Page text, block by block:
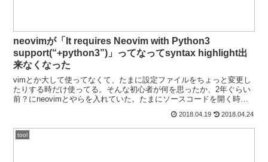
neovimが「It requires Neovim with Python3
support(“+python3”)」ってなってsyntax highlight出
来なくなった
vimとか大して使ってなくて、たまに設定ファイルをちょっと変更し
たりする時だけ使ってる。そんな初心者が何を思ったか、2年ぐらい
前？にneovimとやらを入れていた。たまにソースコードを開く時も
2018.04.19 2018.04.24
tool